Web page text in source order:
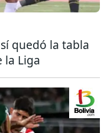
quedó la tabla
la Liga